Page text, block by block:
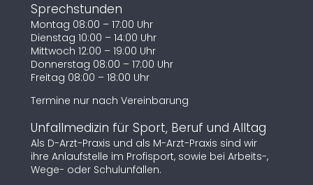
Sprechstunden
Montag 08:00 – 17:00 Uhr
Dienstag 10:00 – 14:00 Uhr
Mittwoch 12:00 – 19:00 Uhr
Donnerstag 08:00 – 17:00 Uhr
Freitag 08:00 – 18:00 Uhr
Termine nur nach Vereinbarung
Unfallmedizin für Sport, Beruf und Alltag
Als D-Arzt-Praxis und als M-Arzt-Praxis sind wir
ihre Anlaufstelle im Profisport, sowie bei Arbeits-,
Wege- oder Schulunfällen.